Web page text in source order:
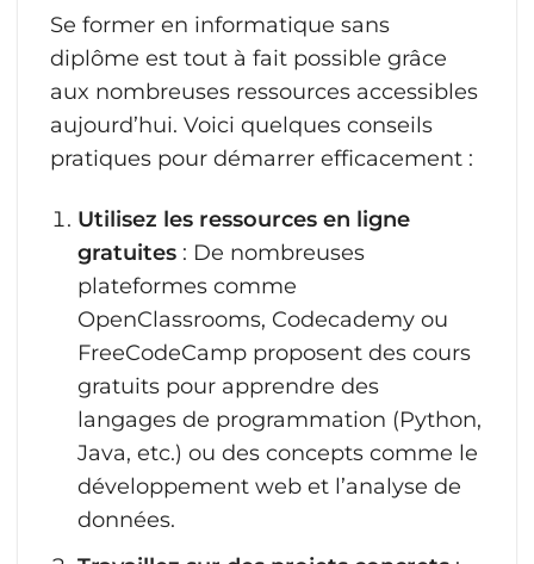
Se former en informatique sans
diplôme est tout à fait possible grâce
aux nombreuses ressources accessibles
aujourd’hui. Voici quelques conseils
pratiques pour démarrer efficacement :
Utilisez les ressources en ligne
gratuites : De nombreuses
plateformes comme
OpenClassrooms, Codecademy ou
FreeCodeCamp proposent des cours
gratuits pour apprendre des
langages de programmation (Python,
Java, etc.) ou des concepts comme le
développement web et l’analyse de
données.